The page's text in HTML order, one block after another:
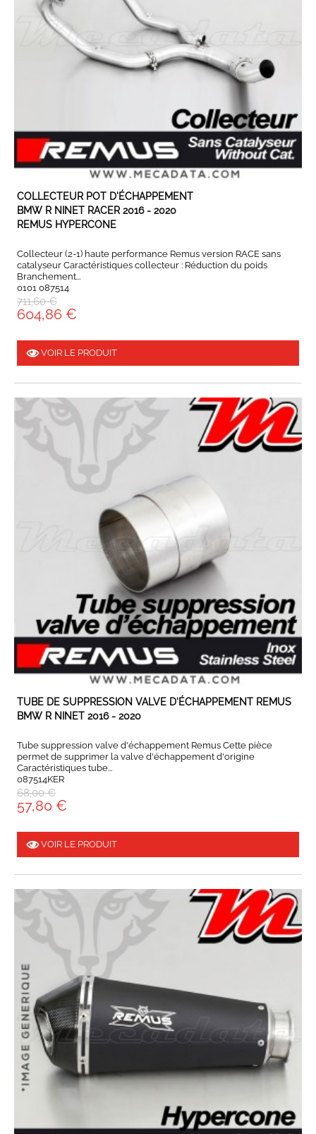
EN STOCK
COLLECTEUR POT D'ÉCHAPPEMENT
BMW R NINET RACER 2016 - 2020
REMUS HYPERCONE
Collecteur (2-1) haute performance Remus version RACE sans
catalyseur Caractéristiques collecteur : Réduction du poids
Branchement...
0101 087514
711,60 €
604,86 €
VOIR LE PRODUIT
EN STOCK
TUBE DE SUPPRESSION VALVE D'ÉCHAPPEMENT REMUS
BMW R NINET 2016 - 2020
Tube suppression valve d'échappement Remus Cette pièce
permet de supprimer la valve d'échappement d'origine
Caractéristiques tube...
087514KER
68,00 €
57,80 €
VOIR LE PRODUIT